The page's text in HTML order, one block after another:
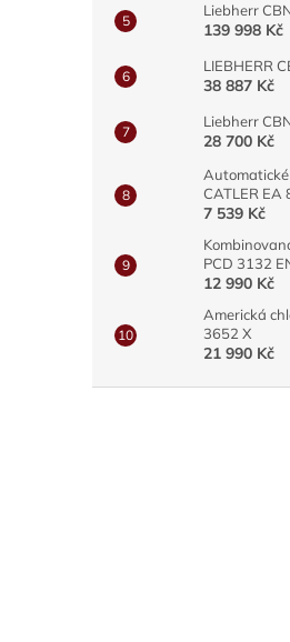
Liebherr
139 998 Kč
LIEBHERR
38 887 Kč
Liebherr
28 700 Kč
Automatické
CATLER EA
7 539 Kč
PCD 3132
12 990 Kč
Americká
3652 X
21 990 Kč